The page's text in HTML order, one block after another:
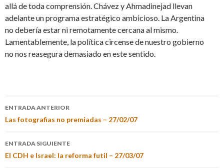
allá de toda comprensión. Chávez y Ahmadinejad llevan
adelante un programa estratégico ambicioso. La Argentina
no debería estar ni remotamente cercana al mismo.
Lamentablemente, la política circense de nuestro gobierno
no nos reasegura demasiado en este sentido.
ENTRADA ANTERIOR
Las fotografias no premiadas – 27/02/07
ENTRADA SIGUIENTE
El CDH e Israel: la reforma futil – 27/03/07